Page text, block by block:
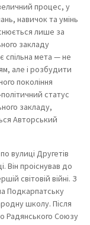
процес, у
навичок та умінь
лише за
закладу
спільна мета — не
але і розбудити
покоління
статус
закладу,
Авторський
вулиці Другетів
Він проіснував до
світовій війні. З
Подкарпатську
школу. Після
Радянського Союзу